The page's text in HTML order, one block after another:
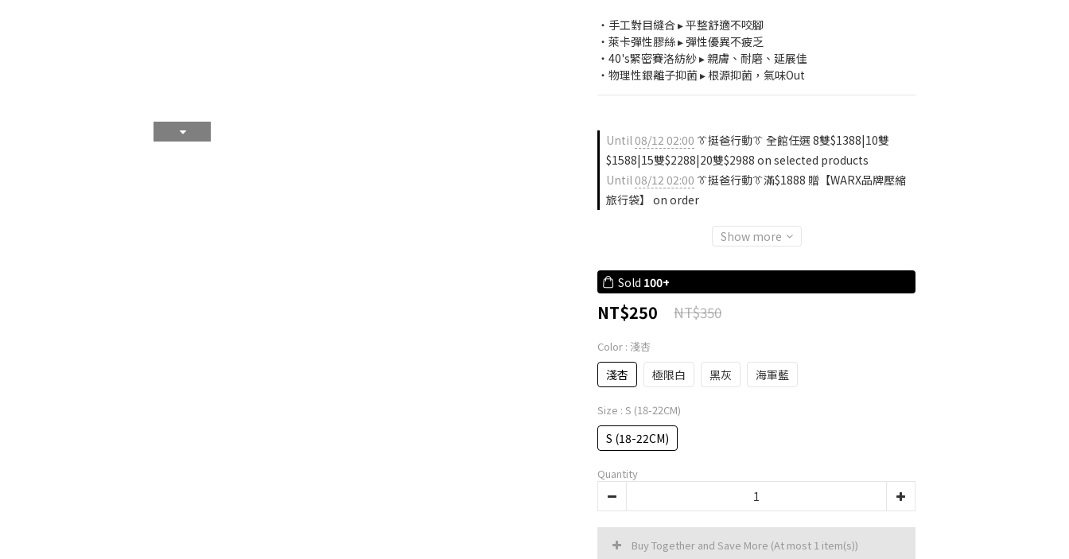
・手工對目縫合 ▸ 平整舒適不咬腳
・萊卡彈性膠絲 ▸ 彈性優異不疲乏
・40's緊密賽洛紡紗 ▸ 親膚、耐磨、延展佳
・物理性銀離子抑菌 ▸ 根源抑菌，氣味Out
Until08/12 02:00 👔挺爸行動👔 全館任選 8雙$1388|10雙
$1588|15雙$2288|20雙$2988 on selected products
Until08/12 02:00 👔挺爸行動👔滿$1888 贈【WARX品牌壓縮
旅行袋】 on order
Show more
Sold 100+
NT$250 NT$350
Color : 淺杏
淺杏 極限白 黑灰 海軍藍
Size : S (18-22CM)
S (18-22CM)
Quantity
Buy Together and Save More (At most 1 item(s))